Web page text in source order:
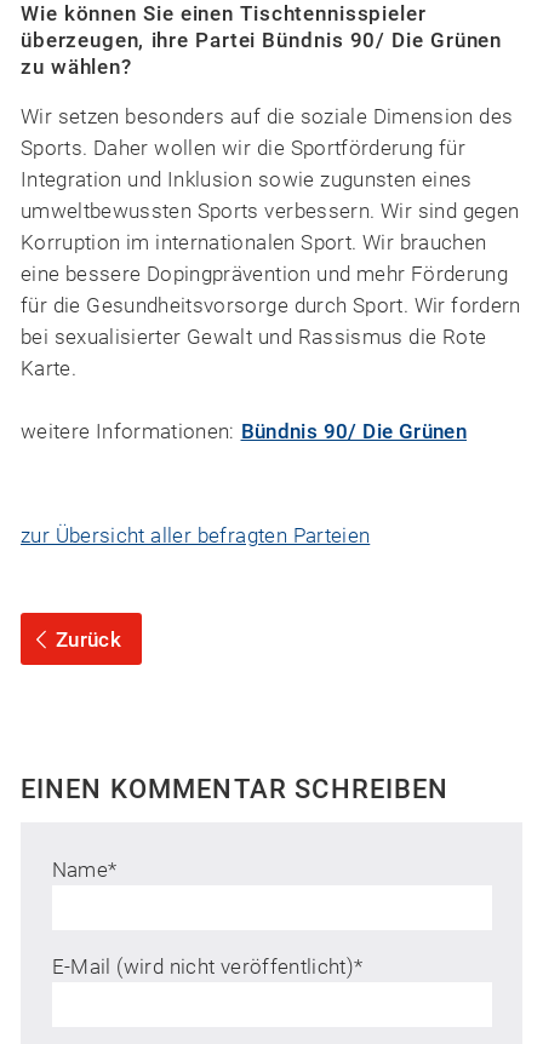
Wie können Sie einen Tischtennisspieler
überzeugen, ihre Partei Bündnis 90/ Die Grünen
zu wählen?
Wir setzen besonders auf die soziale Dimension des
Sports. Daher wollen wir die Sportförderung für
Integration und Inklusion sowie zugunsten eines
umweltbewussten Sports verbessern. Wir sind gegen
Korruption im internationalen Sport. Wir brauchen
eine bessere Dopingprävention und mehr Förderung
für die Gesundheitsvorsorge durch Sport. Wir fordern
bei sexualisierter Gewalt und Rassismus die Rote
Karte.
weitere Informationen: Bündnis 90/ Die Grünen
zur Übersicht aller befragten Parteien
Zurück
EINEN KOMMENTAR SCHREIBEN
Name*
E-Mail (wird nicht veröffentlicht)*